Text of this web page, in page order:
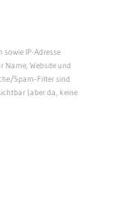
IP-Adresse
Name, Website und
Spam-Filter sind
(aber da, keine